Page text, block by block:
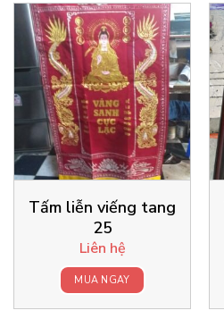
Tấm liễn viếng tang
25
Liên hệ
MUA NGAY